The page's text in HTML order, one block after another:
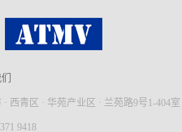
· 西青区 · 华苑产业区 · 兰苑路9号1-404室
9418